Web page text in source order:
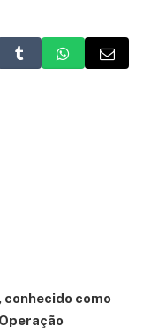
conhecido como